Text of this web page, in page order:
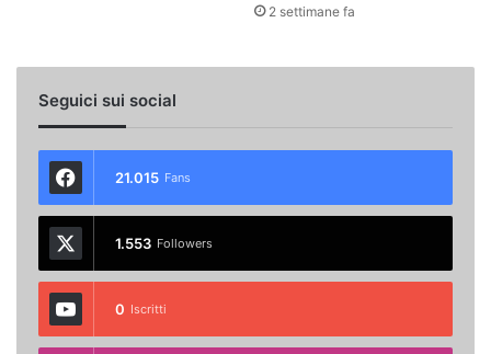
2 settimane fa
Seguici sui social
21.015 Fans
1.553 Followers
0 Iscritti